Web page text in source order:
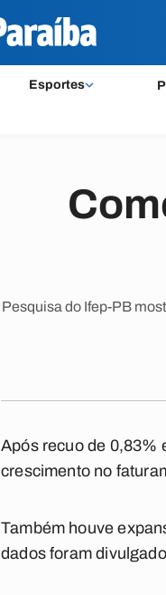
Esportes
Pesquisa do Ifep-PB
Após recuo de 0,83%
crescimento no
Também houve
dados foram